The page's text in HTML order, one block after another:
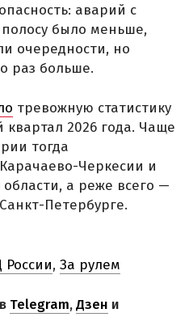
аварий с
было меньше,
очередности, но
раз больше.
тревожную статистику
2026 года. Чаще
тогда
Черкесии и
а реже всего —
Петербурге.
, За рулем
Telegram,Дзен и